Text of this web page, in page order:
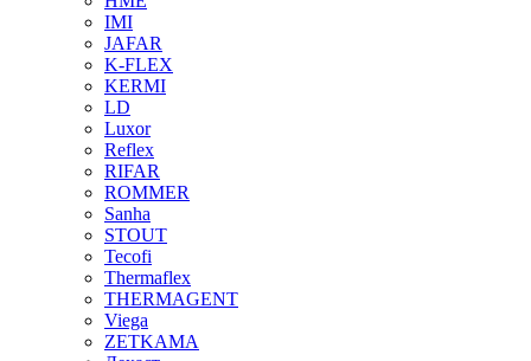
IMI
JAFAR
K-FLEX
KERMI
LD
Luxor
Reflex
RIFAR
ROMMER
Sanha
STOUT
Tecofi
Thermaflex
THERMAGENT
Viega
ZETKAMA